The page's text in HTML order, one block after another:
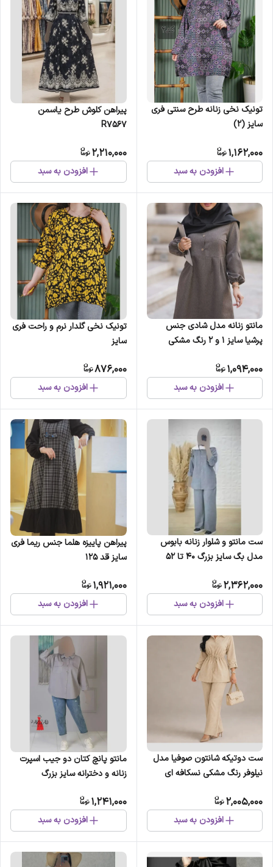
تونیک نخی زنانه طرح سنتی فری
سایز (2)
1,162,000
افزودن به سبد
پیراهن کلوش طرح یاسمن
R7567
2,210,000
افزودن به سبد
مانتو زنانه مدل شادی جنس
پرشیا سایز 1 و 2 رنگ مشکی
1,094,000
افزودن به سبد
تونیک نخی گلدار نرم و راحت فری
سایز
876,000
افزودن به سبد
ست مانتو و شلوار زنانه بابوس
مدل بگ سایز بزرگ 40 تا 52
2,362,000
افزودن به سبد
پیراهن پاییزه هلما جنس ریما فری
سایز قد 125
1,921,000
افزودن به سبد
ست دوتیکه شانتون صوفیا مدل
نیلوفر رنگ مشکی نسکافه ای
2,005,000
افزودن به سبد
مانتو پانچ کتان دو جیب اسپرت
زنانه و دخترانه سایز بزرگ
1,241,000
افزودن به سبد